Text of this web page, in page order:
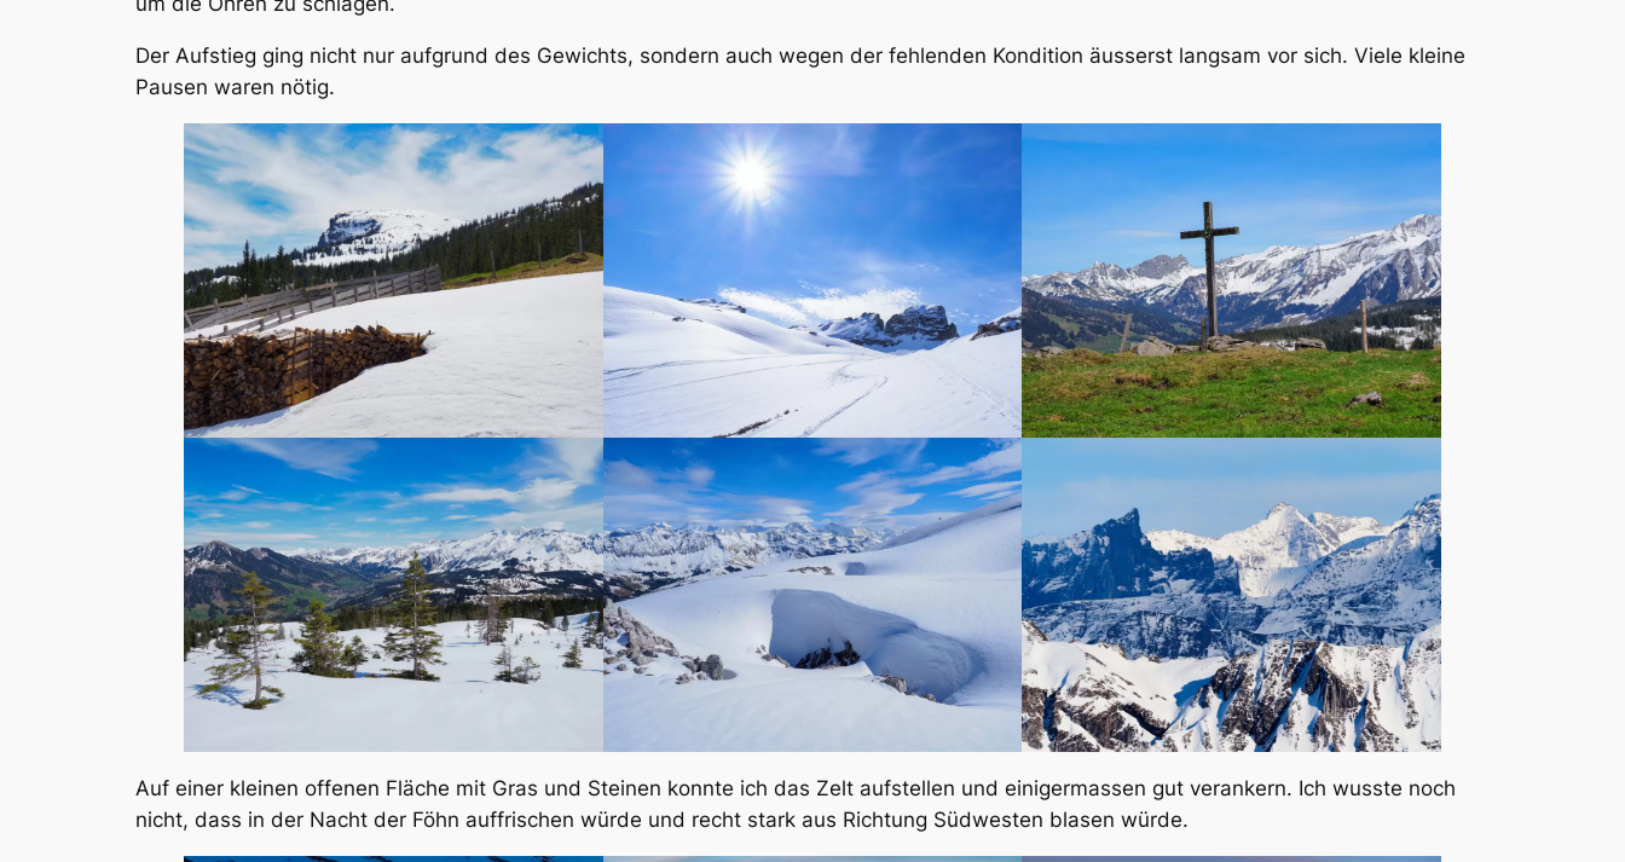
Der Aufstieg ging nicht nur aufgrund des Gewichts, sondern auch wegen der fehlenden Kondition äusserst langsam vor sich. Viele kleine
Pausen waren nötig.
Auf einer kleinen offenen Fläche mit Gras und Steinen konnte ich das Zelt aufstellen und einigermassen gut verankern. Ich wusste noch
nicht, dass in der Nacht der Föhn auffrischen würde und recht stark aus Richtung Südwesten blasen würde.